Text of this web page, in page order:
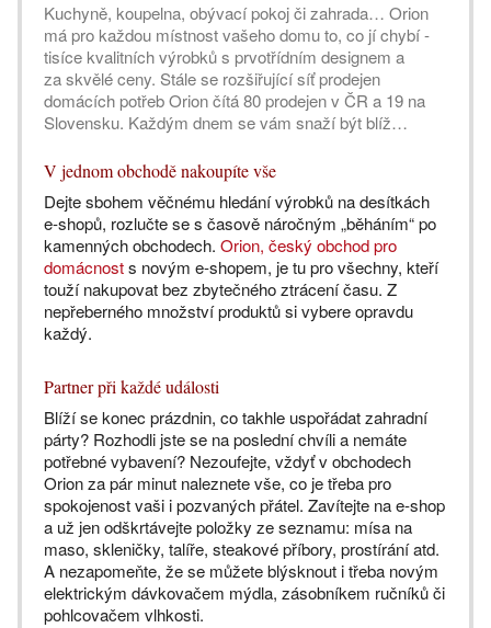
Kuchyně, koupelna, obývací pokoj či zahrada… Orion
má pro každou místnost vašeho domu to, co jí chybí -
tisíce kvalitních výrobků s prvotřídním designem a
za skvělé ceny. Stále se rozšiřující síť prodejen
domácích potřeb Orion čítá 80 prodejen v ČR a 19 na
Slovensku. Každým dnem se vám snaží být blíž…
V jednom obchodě nakoupíte vše
Dejte sbohem věčnému hledání výrobků na desítkách
e-shopů, rozlučte se s časově náročným „běháním“ po
kamenných obchodech. Orion, český obchod pro
domácnosts novým e-shopem, je tu pro všechny, kteří
touží nakupovat bez zbytečného ztrácení času. Z
nepřeberného množství produktů si vybere opravdu
každý.
Partner při každé události
Blíží se konec prázdnin, co takhle uspořádat zahradní
párty? Rozhodli jste se na poslední chvíli a nemáte
potřebné vybavení? Nezoufejte, vždyť v obchodech
Orion za pár minut naleznete vše, co je třeba pro
spokojenost vaši i pozvaných přátel. Zavítejte na e-shop
a už jen odškrtávejte položky ze seznamu: mísa na
maso, skleničky, talíře, steakové příbory, prostírání atd.
A nezapomeňte, že se můžete blýsknout i třeba novým
elektrickým dávkovačem mýdla, zásobníkem ručníků či
pohlcovačem vlhkosti.